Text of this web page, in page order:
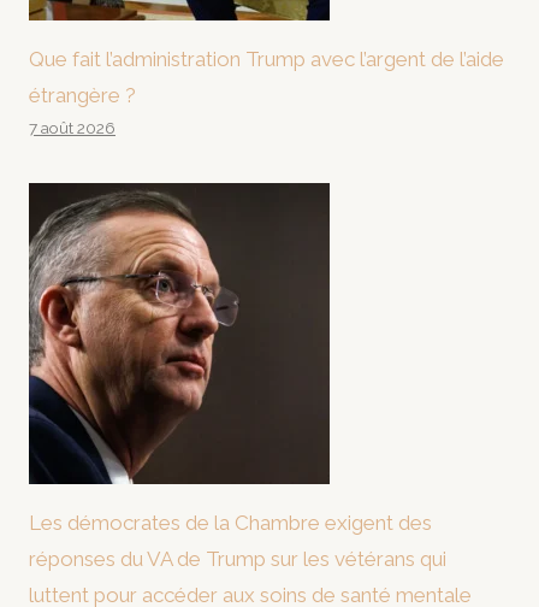
Que fait l’administration Trump avec l’argent de l’aide
étrangère ?
7 août 2026
Les démocrates de la Chambre exigent des
réponses du VA de Trump sur les vétérans qui
luttent pour accéder aux soins de santé mentale